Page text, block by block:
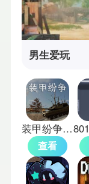
男生爱玩
装甲纷争离线版
查看